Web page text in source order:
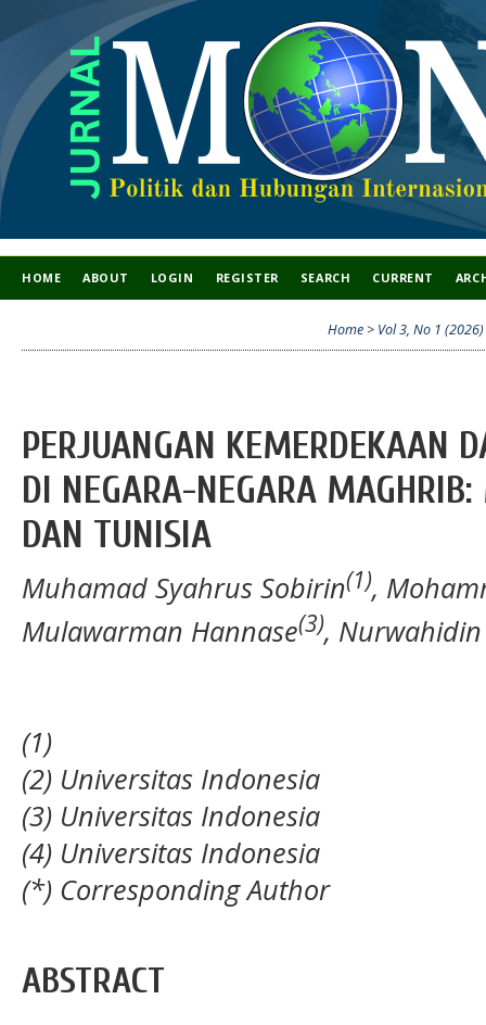
HOME ABOUT LOGIN REGISTER SEARCH CURRENT
Home > Vol 3, No 1 (2026)
PERJUANGAN KEMERDEKAAN
DI NEGARA-NEGARA
DAN TUNISIA
Muhamad Syahrus Sobirin(1),
Mulawarman Hannase(3),
(1)
(2) Universitas Indonesia
(3) Universitas Indonesia
(4) Universitas Indonesia
(*) Corresponding Author
ABSTRACT